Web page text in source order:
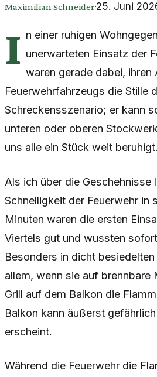
Maximilian Schneider·25. Juni
I n einer ruhigen
unerwarteten Einsatz der
waren gerade dabei,
Feuerwehrfahrzeugs die Stille
Schreckensszenario; er kann
unteren oder oberen
uns alle ein Stück weit beruhigt.
Als ich über die
Schnelligkeit der Feuerwehr in
Minuten waren die ersten
Viertels gut und wussten
Besonders in dicht
allem, wenn sie auf brennbare
Grill auf dem Balkon die
Balkon kann äußerst
erscheint.
Während die Feuerwehr die